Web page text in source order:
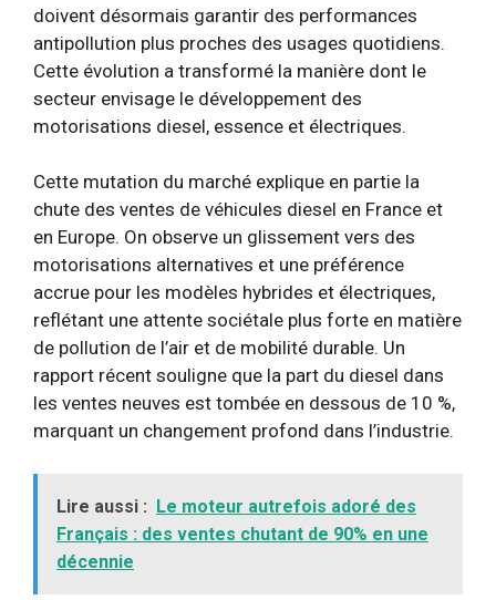
doivent désormais garantir des performances
antipollution plus proches des usages quotidiens.
Cette évolution a transformé la manière dont le
secteur envisage le développement des
motorisations diesel, essence et électriques.
Cette mutation du marché explique en partie la
chute des ventes de véhicules diesel en France et
en Europe. On observe un glissement vers des
motorisations alternatives et une préférence
accrue pour les modèles hybrides et électriques,
reflétant une attente sociétale plus forte en matière
de pollution de l’air et de mobilité durable. Un
rapport récent souligne que la part du diesel dans
les ventes neuves est tombée en dessous de 10 %,
marquant un changement profond dans l’industrie.
Lire aussi : Le moteur autrefois adoré des
Français : des ventes chutant de 90% en une
décennie